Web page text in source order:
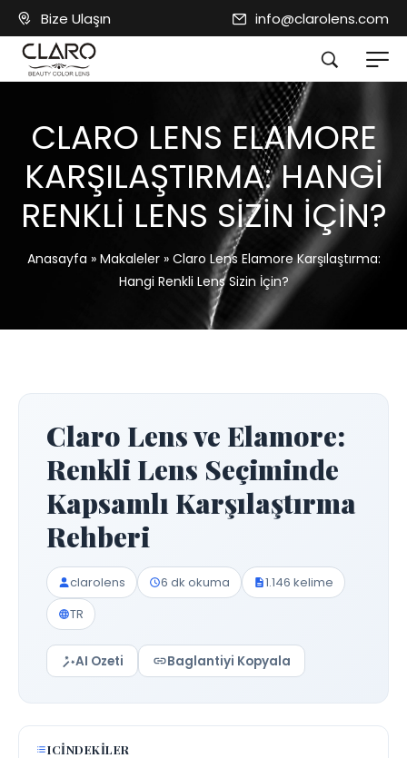
Bize Ulaşın info@clarolens.com
CLARO LENS ELAMORE
KARŞILAŞTIRMA: HANGI
RENKLI LENS SIZIN İÇIN?
Anasayfa » Makaleler» Claro Lens Elamore Karşılaştırma:
Hangi Renkli Lens Sizin İçin?
Claro Lens ve Elamore:
Renkli Lens Seçiminde
Kapsamlı Karşılaştırma
Rehberi
clarolens 6 dk okuma
1.146 kelime
TR
AI Ozeti Baglantiyi Kopyala
ICINDEKILER